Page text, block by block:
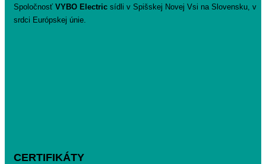
Spoločnosť VYBO Electric sídli v Spišskej Novej Vsi na Slovensku, v
srdci Európskej únie.
CERTIFIKÁTY